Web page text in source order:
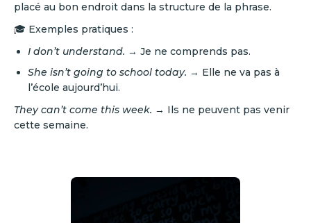
placé au bon endroit dans la structure de la phrase.
🎓 Exemples pratiques :
I don’t understand. → Je ne comprends pas.
She isn’t going to school today. → Elle ne va pas à
l’école aujourd’hui.
They can’t come this week. → Ils ne peuvent pas venir
cette semaine.